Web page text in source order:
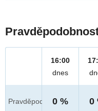
Pravděpod.
16:00
dnes
0 % 0